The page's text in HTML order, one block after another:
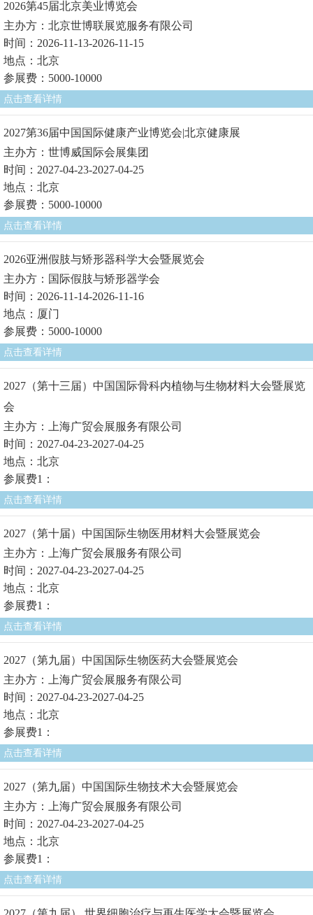
2026第45届北京美业博览会
主办方：北京世博联展览服务有限公司
时间：2026-11-13-2026-11-15
地点：北京
参展费：5000-10000
点击查看详情
2027第36届中国国际健康产业博览会|北京健康展
主办方：世博威国际会展集团
时间：2027-04-23-2027-04-25
地点：北京
参展费：5000-10000
点击查看详情
2026亚洲假肢与矫形器科学大会暨展览会
主办方：国际假肢与矫形器学会
时间：2026-11-14-2026-11-16
地点：厦门
参展费：5000-10000
点击查看详情
2027（第十三届）中国国际骨科内植物与生物材料大会暨展览
会
主办方：上海广贸会展服务有限公司
时间：2027-04-23-2027-04-25
地点：北京
参展费1：
点击查看详情
2027（第十届）中国国际生物医用材料大会暨展览会
主办方：上海广贸会展服务有限公司
时间：2027-04-23-2027-04-25
地点：北京
参展费1：
点击查看详情
2027（第九届）中国国际生物医药大会暨展览会
主办方：上海广贸会展服务有限公司
时间：2027-04-23-2027-04-25
地点：北京
参展费1：
点击查看详情
2027（第九届）中国国际生物技术大会暨展览会
主办方：上海广贸会展服务有限公司
时间：2027-04-23-2027-04-25
地点：北京
参展费1：
点击查看详情